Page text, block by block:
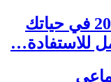
الذكاء الاصطناعي 2025 في حياتك
للاستفادة…